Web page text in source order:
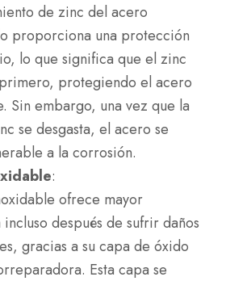
de zinc del acero
proporciona una protección
lo que significa que el zinc
protegiendo el acero
Sin embargo, una vez que la
se desgasta, el acero se
a la corrosión.
:
ofrece mayor
después de sufrir daños
gracias a su capa de óxido
Esta capa se